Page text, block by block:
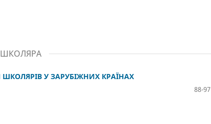
ШКОЛЯРА
У ЗАРУБІЖНИХ КРАЇНАХ
88-97